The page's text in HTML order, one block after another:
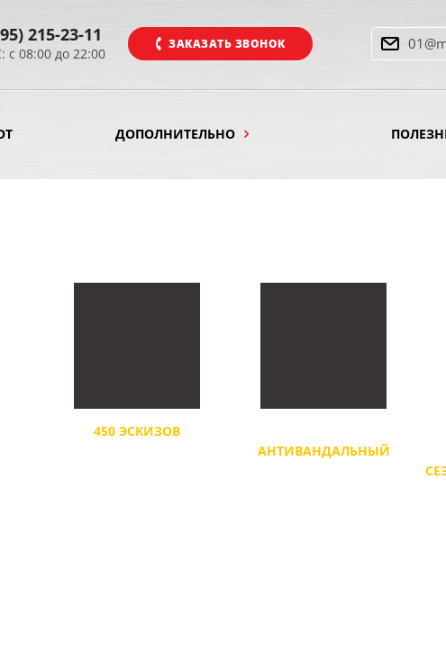
ЗАКАЗАТЬ ЗВОНОК
215-23-11
с 08:00 до 22:00
ДОПОЛНИТЕЛЬНО
450 ЭСКИЗОВ
АНТИВАНДАЛЬНЫЙ